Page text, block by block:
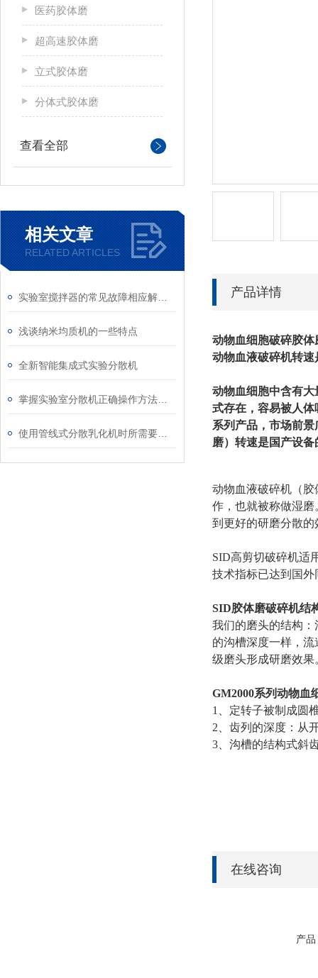
医药胶体磨
超高速胶体磨
立式胶体磨
分体式胶体磨
查看全部
相关文章
RELATED ARTICLES
浅谈纳米均质机的一些特点
全新智能集成式实验分散机
产品详情
动物血细胞破碎胶体
动物血液破碎机转
动物血细胞中含有
式存在，容易被人
系列产品，市场前
磨）转速是国产设
动物血液破碎机（
作，也就被称做湿
到更好的研磨分散
SID高剪切破碎机适
技术指标已达到国
SID胶体磨破碎机结
我们的磨头的结构
的沟槽深度一样，
级磨头形成研磨效果
GM2000系列动物血
1、定转子被制成圆
2、齿列的深度：从
3、沟槽的结构式斜
在线咨询
产品